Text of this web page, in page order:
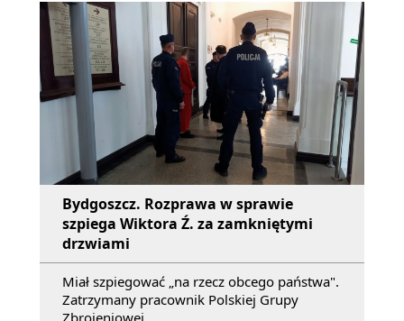
Bydgoszcz. Rozprawa w sprawie
szpiega Wiktora Ź. za zamkniętymi
drzwiami
Miał szpiegować „na rzecz obcego państwa".
Zatrzymany pracownik Polskiej Grupy
Zbrojeniowej